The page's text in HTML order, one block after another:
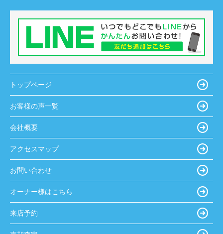
トップページ
お客様の声一覧
会社概要
アクセスマップ
お問い合わせ
オーナー様はこちら
来店予約